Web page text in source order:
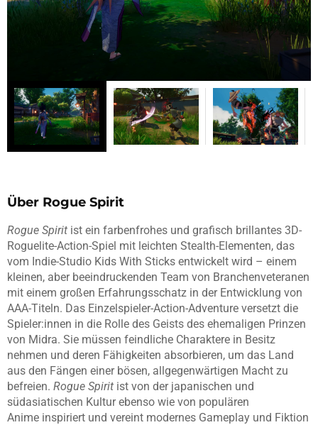
Über Rogue Spirit
Rogue Spirit ist ein farbenfrohes und grafisch brillantes 3D-
Roguelite-Action-Spiel mit leichten Stealth-Elementen, das
vom Indie-Studio Kids With Sticks entwickelt wird – einem
kleinen, aber beeindruckenden Team von Branchenveteranen
mit einem großen Erfahrungsschatz in der Entwicklung von
AAA-Titeln. Das Einzelspieler-Action-Adventure versetzt die
Spieler:innen in die Rolle des Geists des ehemaligen Prinzen
von Midra. Sie müssen feindliche Charaktere in Besitz
nehmen und deren Fähigkeiten absorbieren, um das Land
aus den Fängen einer bösen, allgegenwärtigen Macht zu
befreien. Rogue Spirit ist von der japanischen und
südasiatischen Kultur ebenso wie von populären
Anime inspiriert und vereint modernes Gameplay und Fiktion